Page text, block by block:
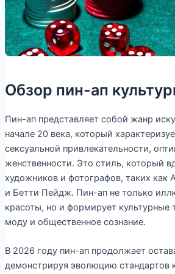
Обзор пин-ап
Пин-ап представляет собой жанр
начале 20 века, который
сексуальной привлекательности,
женственности. Это стиль, который
художников и фотографов, таких как
и Бетти Пейдж. Пин-ап не только
красоты, но и формирует культурные
моду и общественное сознание.
В 2026 году пин-ап продолжает
демонстрируя эволюцию стандартов